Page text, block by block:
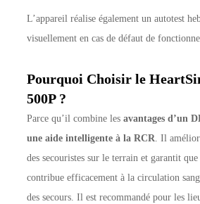
L’appareil réalise également un autotest
visuellement en cas de défaut de
Pourquoi Choisir le
500P ?
Parce qu’il combine lesavantages d’un
une aide intelligente à la RCR . Il
des secouristes sur le terrain et garantit
contribue efficacement à la circulation
des secours. Il est recommandé pour les